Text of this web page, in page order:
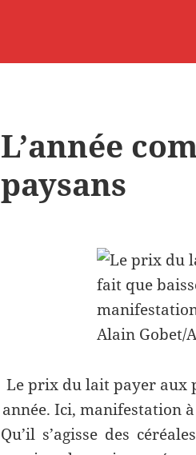
L’année
paysans
Le prix du lait payer aux
année. Ici, manifestation
Qu’il s’agisse des